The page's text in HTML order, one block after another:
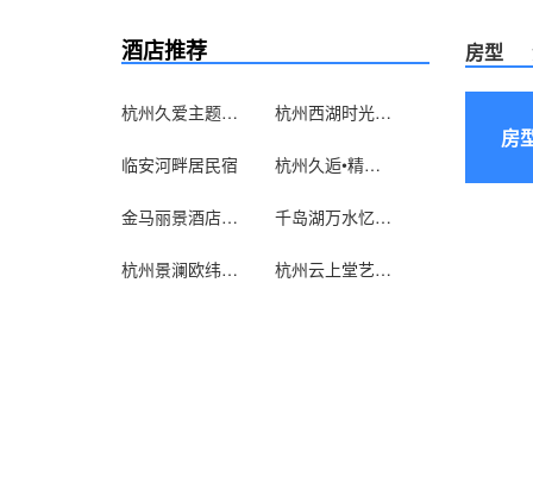
酒店推荐
杭州久爱主题酒店 杭州西湖时光印记民宿
临安河畔居民宿 杭州久逅•精品酒店解放路店
金马丽景酒店(杭州万和国际店) 千岛湖万水忆家宾馆
杭州景澜欧纬设计酒店 杭州云上堂艺术酒店
房型
房